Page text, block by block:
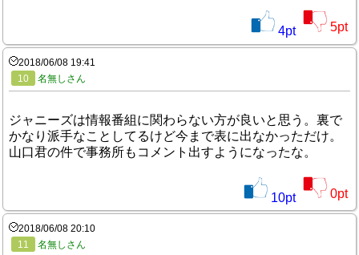
4pt 5pt
2018/06/08 19:41
10
名無しさん
ジャニーズは情報番組に関わらない方が良いと思う。裏で
かなり派手なことしてるけど今まで表に出なかっただけ。
山口君の件で事務所もコメント出すようになったな。
10pt 0pt
2018/06/08 20:10
11
名無しさん